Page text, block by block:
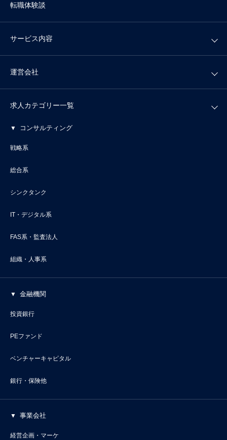
転職体験談
サービス内容
運営会社
求人カテゴリー一覧
コンサルティング
戦略系
総合系
シンクタンク
IT・デジタル系
FAS系・監査法人
組織・人事系
金融機関
投資銀行
PEファンド
ベンチャーキャピタル
銀行・保険他
事業会社
経営企画・マーケ